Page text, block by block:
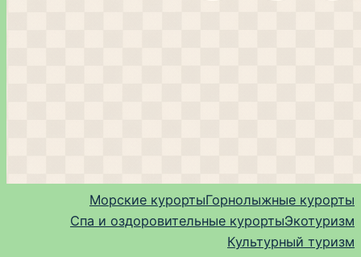
Морские курортыГорнолыжные курорты
Спа и оздоровительные курортыЭкотуризм
Культурный туризм